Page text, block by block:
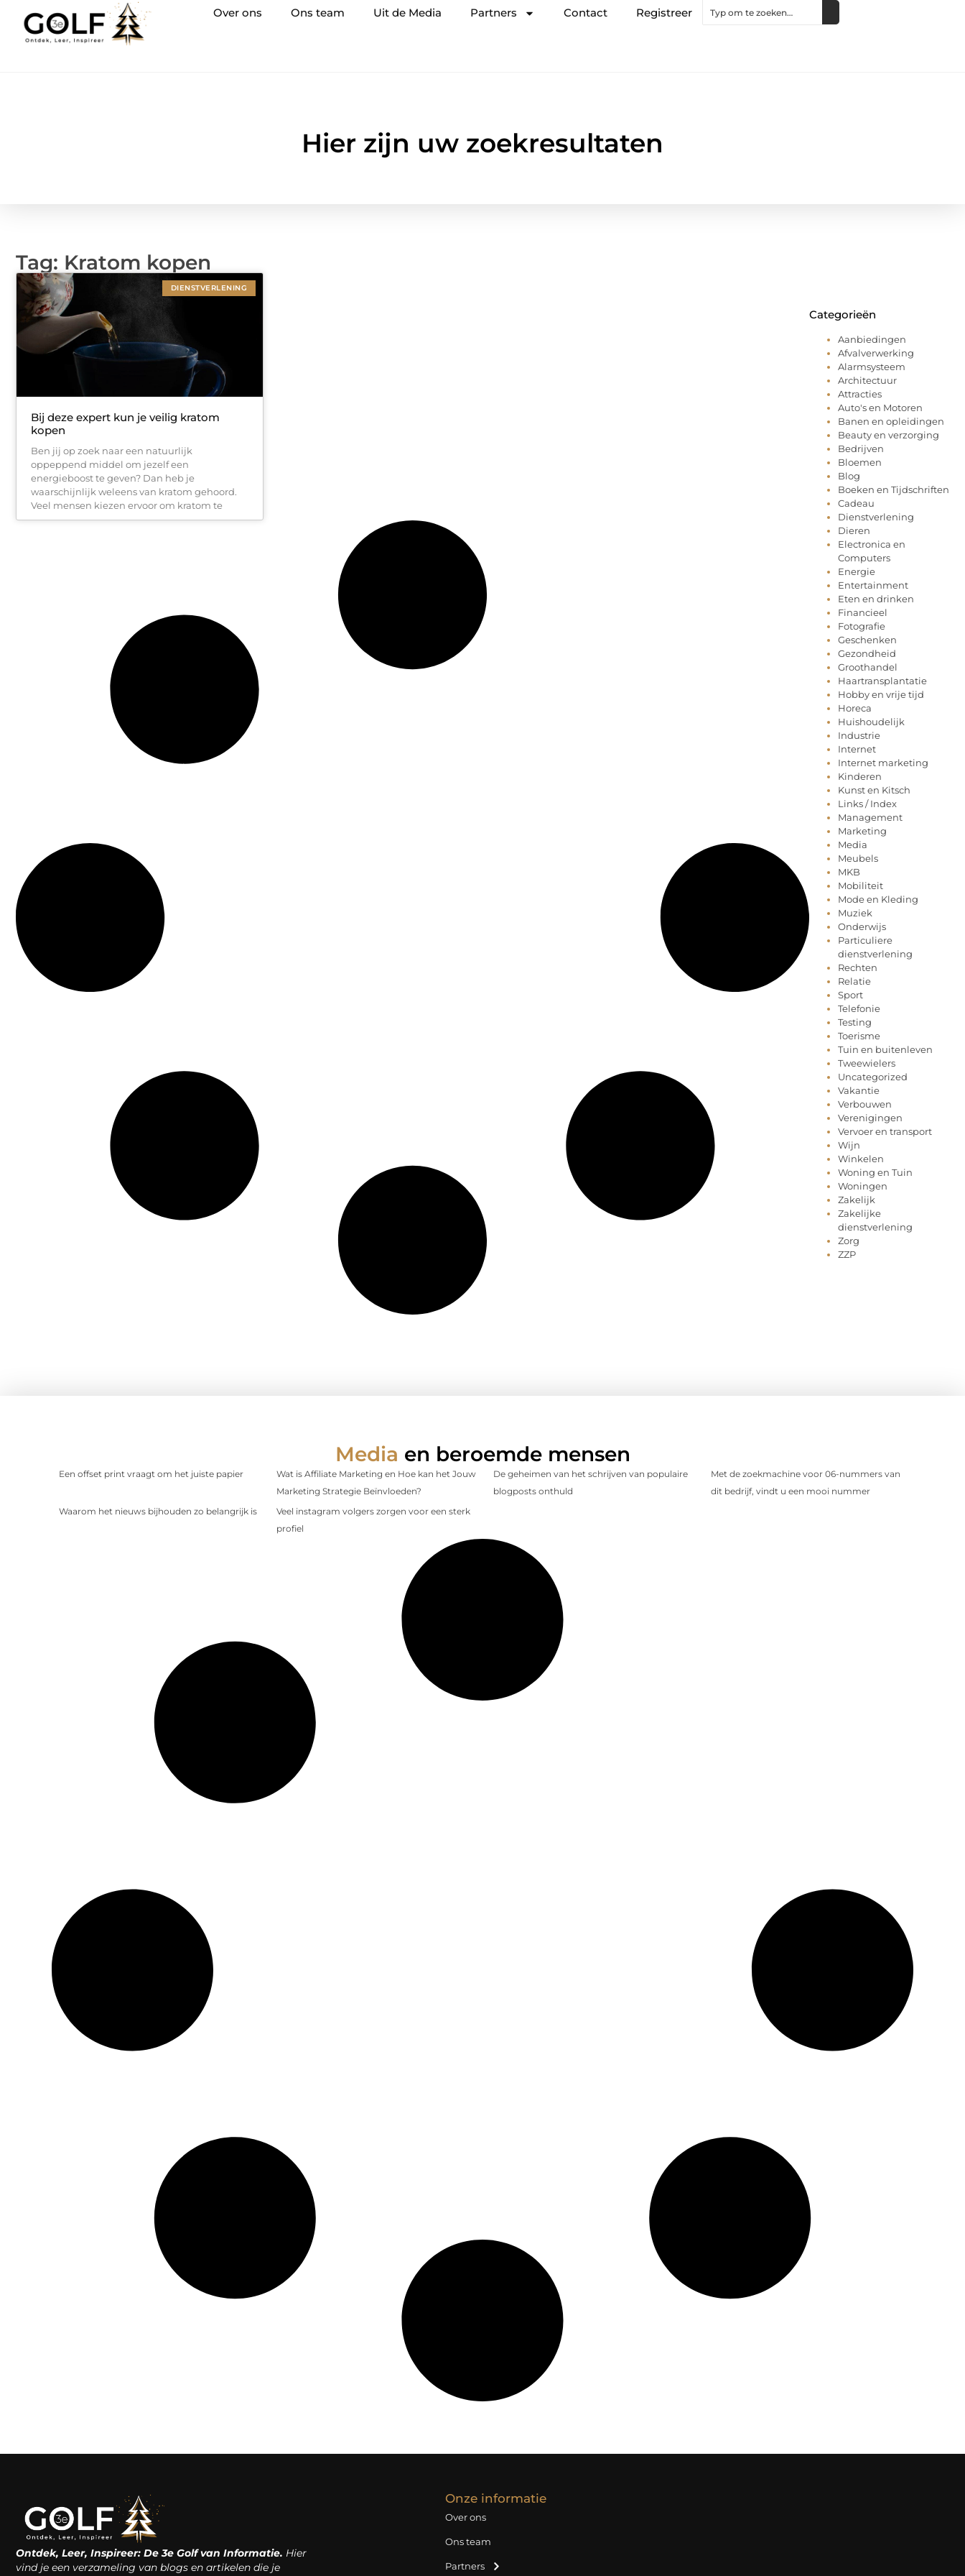
Over ons Ons team Uit de Media Partners Contact Registreer
Hier zijn uw zoekresultaten
Tag: Kratom kopen
DIENSTVERLENING
Bij deze expert kun je veilig kratom
kopen
Ben jij op zoek naar een natuurlijk
oppeppend middel om jezelf een
energieboost te geven? Dan heb je
waarschijnlijk weleens van kratom gehoord.
Veel mensen kiezen ervoor om kratom te
Categorieën
Aanbiedingen
Afvalverwerking
Alarmsysteem
Architectuur
Attracties
Auto's en Motoren
Banen en opleidingen
Beauty en verzorging
Bedrijven
Bloemen
Blog
Boeken en Tijdschriften
Cadeau
Dienstverlening
Dieren
Electronica en
Computers
Energie
Entertainment
Eten en drinken
Financieel
Fotografie
Geschenken
Gezondheid
Groothandel
Haartransplantatie
Hobby en vrije tijd
Horeca
Huishoudelijk
Industrie
Internet
Internet marketing
Kinderen
Kunst en Kitsch
Links / Index
Management
Marketing
Media
Meubels
MKB
Mobiliteit
Mode en Kleding
Muziek
Onderwijs
Particuliere
dienstverlening
Rechten
Relatie
Sport
Telefonie
Testing
Toerisme
Tuin en buitenleven
Tweewielers
Uncategorized
Vakantie
Verbouwen
Verenigingen
Vervoer en transport
Wijn
Winkelen
Woning en Tuin
Woningen
Zakelijk
Zakelijke
dienstverlening
Zorg
ZZP
Media en beroemde mensen
Een offset print vraagt om het juiste papier
Wat is Affiliate Marketing en Hoe kan het Jouw
Marketing Strategie Beïnvloeden?
De geheimen van het schrijven van populaire
blogposts onthuld
Met de zoekmachine voor 06-nummers van
dit bedrijf, vindt u een mooi nummer
Waarom het nieuws bijhouden zo belangrijk is
Veel instagram volgers zorgen voor een sterk
profiel
Ontdek, Leer, Inspireer: De 3e Golf van Informatie. Hier
vind je een verzameling van blogs en artikelen die je
Onze informatie
Over ons
Ons team
Partners